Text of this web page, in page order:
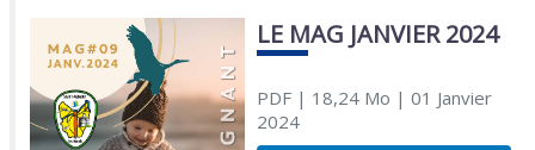
LE MAG JANVIER 2024
PDF| 18,24 Mo | 01 Janvier
2024